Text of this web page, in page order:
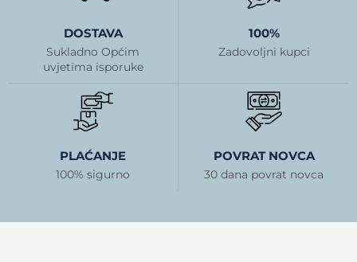
DOSTAVA
Sukladno Općim
uvjetima isporuke
100%
Zadovoljni kupci
PLAĆANJE
100% sigurno
POVRAT NOVCA
30 dana povrat novca